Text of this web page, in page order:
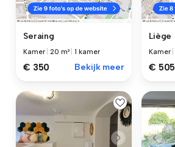
Seraing
Kamer |20 m² |1 kamer
€ 350 Bekijk meer
Liège
Kamer
€ 505